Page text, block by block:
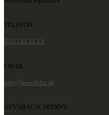
TELEFÓN
032/743 32 13
EMAIL
info@heandshe.sk
OTVÁRACIE HODINY: